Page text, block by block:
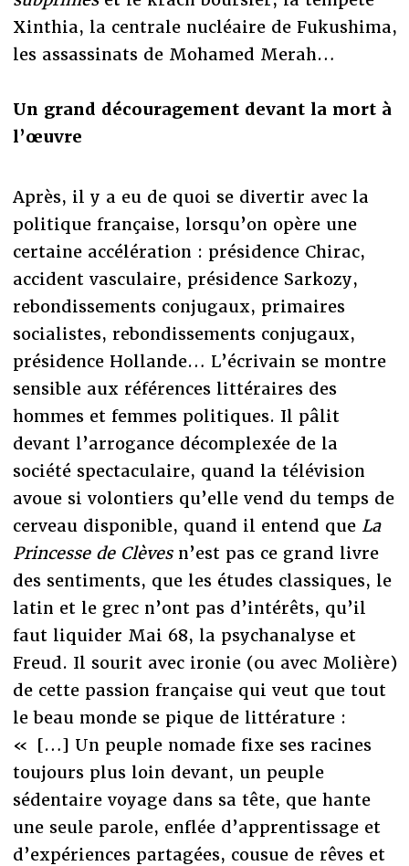
Xinthia, la centrale nucléaire de Fukushima,
les assassinats de Mohamed Merah…
Un grand découragement devant la mort à
l’œuvre
Après, il y a eu de quoi se divertir avec la
politique française, lorsqu’on opère une
certaine accélération : présidence Chirac,
accident vasculaire, présidence Sarkozy,
rebondissements conjugaux, primaires
socialistes, rebondissements conjugaux,
présidence Hollande… L’écrivain se montre
sensible aux références littéraires des
hommes et femmes politiques. Il pâlit
devant l’arrogance décomplexée de la
société spectaculaire, quand la télévision
avoue si volontiers qu’elle vend du temps de
cerveau disponible, quand il entend que La
Princesse de Clèvesn’est pas ce grand livre
des sentiments, que les études classiques, le
latin et le grec n’ont pas d’intérêts, qu’il
faut liquider Mai 68, la psychanalyse et
Freud. Il sourit avec ironie (ou avec Molière)
de cette passion française qui veut que tout
le beau monde se pique de littérature :
« […] Un peuple nomade fixe ses racines
toujours plus loin devant, un peuple
sédentaire voyage dans sa tête, que hante
une seule parole, enflée d’apprentissage et
d’expériences partagées, cousue de rêves et